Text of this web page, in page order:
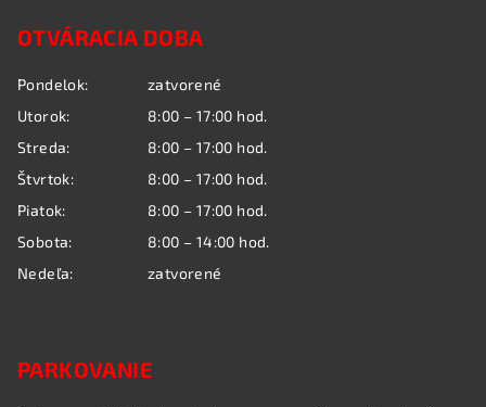
OTVÁRACIA DOBA
Pondelok:
zatvorené
Utorok:
8:00 – 17:00 hod.
Streda:
8:00 – 17:00 hod.
Štvrtok:
8:00 – 17:00 hod.
Piatok:
8:00 – 17:00 hod.
Sobota:
8:00 – 14:00 hod.
Nedeľa:
zatvorené
PARKOVANIE